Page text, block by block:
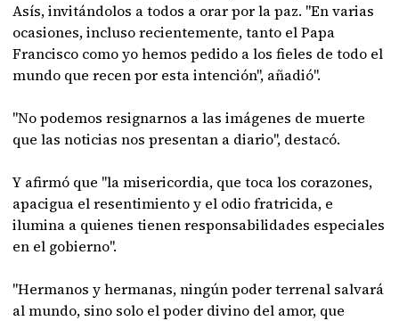
Asís, invitándolos a todos a orar por la paz. "En varias
ocasiones, incluso recientemente, tanto el Papa
Francisco como yo hemos pedido a los fieles de todo el
mundo que recen por esta intención", añadió".
"No podemos resignarnos a las imágenes de muerte
que las noticias nos presentan a diario", destacó.
Y afirmó que "la misericordia, que toca los corazones,
apacigua el resentimiento y el odio fratricida, e
ilumina a quienes tienen responsabilidades especiales
en el gobierno".
"Hermanos y hermanas, ningún poder terrenal salvará
al mundo, sino solo el poder divino del amor, que